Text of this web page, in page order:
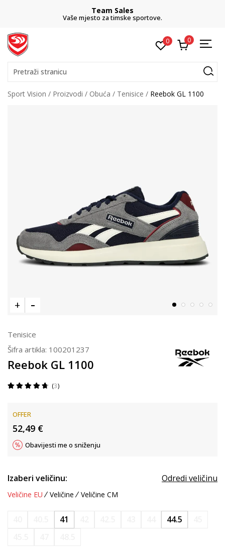
Team Sales
Vaše mjesto za timske sportove.
0 0
Pretraži stranicu
Sport Vision Proizvodi Obuća Tenisice Reebok GL 1100
Tenisice
Šifra artikla: 100201237
Reebok GL 1100
3
OFFER
52,49 €
Obavijesti me o sniženju
Izaberi veličinu: Odredi veličinu
Veličine EU Veličine Veličine CM
41 44.5